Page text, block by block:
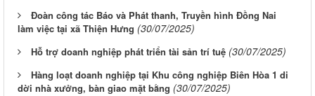
Đoàn công tác Báo và Phát thanh, Truyền hình Đồng Nai
làm việc tại xã Thiện Hưng (30/07/2025)
Hỗ trợ doanh nghiệp phát triển tài sản trí tuệ (30/07/2025)
Hàng loạt doanh nghiệp tại Khu công nghiệp Biên Hòa 1 di
dời nhà xưởng, bàn giao mặt bằng (30/07/2025)